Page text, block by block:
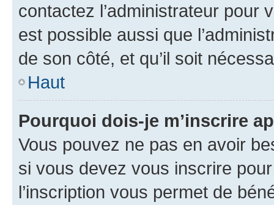
contactez l’administrateur pour
est possible aussi que
de son côté, et qu’il soit
Haut
Pourquoi dois-je m’inscrire
Vous pouvez ne pas en avoir
si vous devez vous inscrire
l’inscription vous permet de